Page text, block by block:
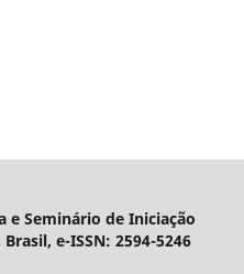
e Seminário de Iniciação
e-ISSN: 2594-5246